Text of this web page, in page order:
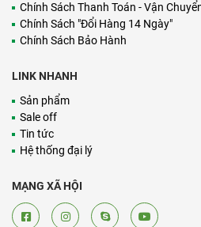
Chính Sách Thanh Toán - Vận
Chính Sách "Đổi Hàng 14 Ngày"
Chính Sách Bảo Hành
LINK NHANH
Sản phẩm
Sale off
Tin tức
Hệ thống đại lý
MẠNG XÃ HỘI